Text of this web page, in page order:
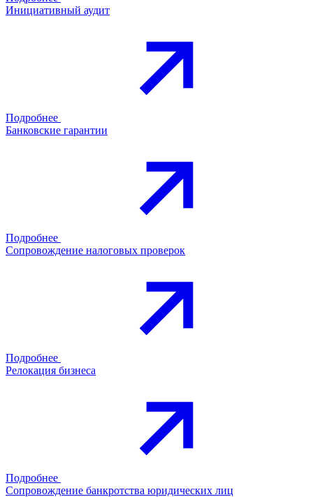
Инициативный аудит
Подробнее
Банковские гарантии
Подробнее
Сопровождение налоговых проверок
Подробнее
Релокация бизнеса
Подробнее
Сопровождение банкротства юридических лиц